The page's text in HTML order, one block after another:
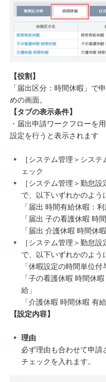
【役割 】
「届出区分：時間休暇」で
めの画面。
【タブの表示条件】
・届出申請ワークフローを
設定を行うと表示されます
［システム管理＞シス
ェック
［システム管理＞勤怠
で、以下いずれかのよう
「届出 時間有給休暇：利
「届出 子の看護休暇 時
「届出 介護休暇 時間休
［システム管理＞勤怠
で、以下いずれかのよう
「休暇設定の時間単位付
「子の看護休暇 時間休
給」
「介護休暇 時間休暇 有
【設定内容】
理由
必ず理由も合わせて申請
チェックを入れます。